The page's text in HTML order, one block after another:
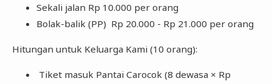
Sekali jalan Rp 10.000 per orang
Bolak-balik (PP) Rp 20.000 - Rp 21.000 per orang
Hitungan untuk Keluarga Kami (10 orang):
Tiket masuk Pantai Carocok (8 dewasa × Rp